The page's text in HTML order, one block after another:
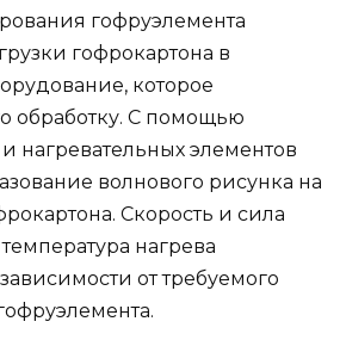
гофруэлемента
гофрокартона в
которое
обработку. С помощью
нагревательных элементов
волнового рисунка на
Скорость и сила
нагрева
от требуемого